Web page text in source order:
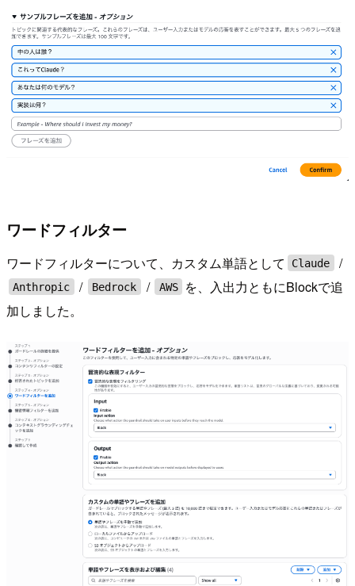
ワードフィルター
ワードフィルターについて、カスタム単語として Claude /
Anthropic / Bedrock / AWS
を、入出力ともにBlockで追
加しました。